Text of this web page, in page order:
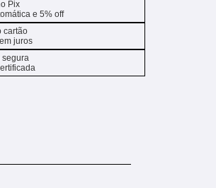
Pix
e 5% off
cartão
juros
segura